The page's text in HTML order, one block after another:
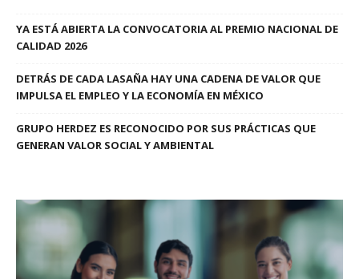
YA ESTÁ ABIERTA LA CONVOCATORIA AL PREMIO NACIONAL DE
CALIDAD 2026
DETRÁS DE CADA LASAÑA HAY UNA CADENA DE VALOR QUE
IMPULSA EL EMPLEO Y LA ECONOMÍA EN MÉXICO
GRUPO HERDEZ ES RECONOCIDO POR SUS PRÁCTICAS QUE
GENERAN VALOR SOCIAL Y AMBIENTAL